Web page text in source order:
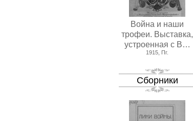
Война и наши
трофеи. Выставка,
устроенная с В…
1915, Пг.
Сборники